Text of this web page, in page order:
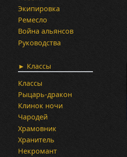
Экипировка
Ремесло
Война альянсов
Руководства
► Классы
Классы
Рыцарь-дракон
Клинок ночи
Чародей
Храмовник
Хранитель
Некромант